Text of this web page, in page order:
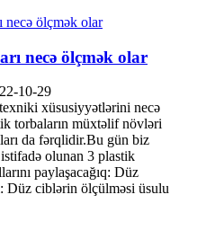
necə ölçmək olar
10-29
xüsusiyyətlərini necə
torbaların müxtəlif növləri
da fərqlidir.Bu gün biz
olunan 3 plastik
paylaşacağıq: Düz
Düz ciblərin ölçülməsi üsulu